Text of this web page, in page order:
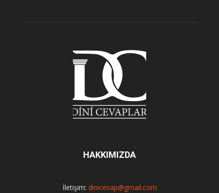
HAKKIMIZDA
İletişim: dinicevap@gmail.com